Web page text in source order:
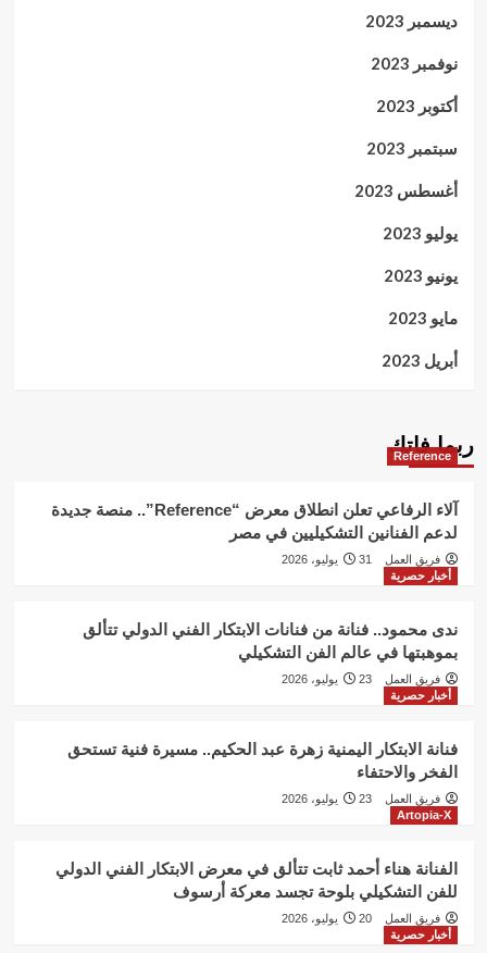
ديسمبر 2023
نوفمبر 2023
أكتوبر 2023
سبتمبر 2023
أغسطس 2023
يوليو 2023
يونيو 2023
مايو 2023
أبريل 2023
ربما فاتك
Reference
آلاء الرفاعي تعلن انطلاق معرض “Reference”.. منصة جديدة
لدعم الفنانين التشكيليين في مصر
فريق العمل
31 يوليو، 2026
أخبار حصرية
ندى محمود.. فنانة من فنانات الابتكار الفني الدولي تتألق
بموهبتها في عالم الفن التشكيلي
فريق العمل
23 يوليو، 2026
أخبار حصرية
فنانة الابتكار اليمنية زهرة عبد الحكيم.. مسيرة فنية تستحق
الفخر والاحتفاء
فريق العمل
23 يوليو، 2026
Artopia-X
الفنانة هناء أحمد ثابت تتألق في معرض الابتكار الفني الدولي
للفن التشكيلي بلوحة تجسد معركة أرسوف
فريق العمل
20 يوليو، 2026
أخبار حصرية